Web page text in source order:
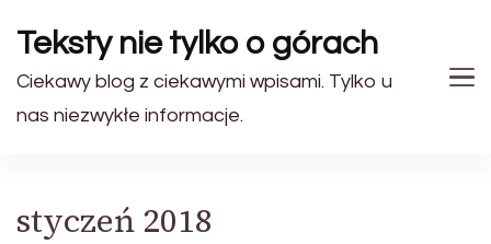
Teksty nie tylko o górach
Ciekawy blog z ciekawymi wpisami. Tylko u
nas niezwykłe informacje.
styczeń 2018